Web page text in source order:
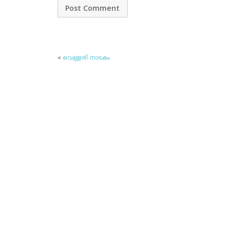
« വെള്ളരി നാടകം